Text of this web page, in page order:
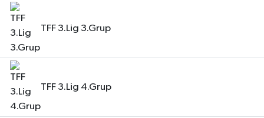
TFF 3.Lig 3.Grup
TFF 3.Lig 4.Grup